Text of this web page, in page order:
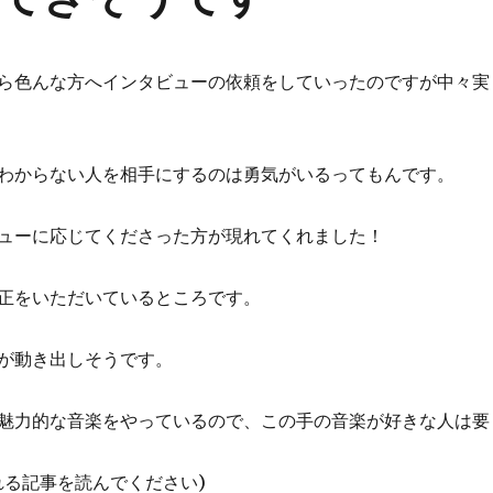
色んな方へインタビューの依頼をしていったのですが中々実
からない人を相手にするのは勇気がいるってもんです。
ーに応じてくださった方が現れてくれました！
をいただいているところです。
動き出しそうです。
力的な音楽をやっているので、この手の音楽が好きな人は要
記事を読んでください)